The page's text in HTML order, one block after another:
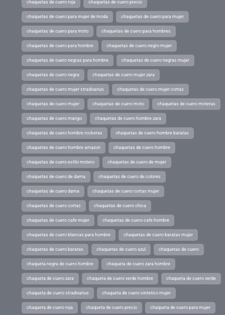
chaquetas de cuero roja chaquetas de cuero precio
chaquetas de cuero para mujer de moda chaquetas de cuero para mujer
chaquetas de cuero para moto chaquetas de cuero para hombres
chaquetas de cuero para hombre chaquetas de cuero negro mujer
chaquetas de cuero negras para hombre chaquetas de cuero negras mujer
chaquetas de cuero negra chaquetas de cuero mujer zara
chaquetas de cuero mujer stradivarius chaquetas de cuero mujer cortas
chaquetas de cuero mujer chaquetas de cuero moto chaquetas de cuero moteras
chaquetas de cuero mango chaquetas de cuero hombre zara
chaquetas de cuero hombre rockeras chaquetas de cuero hombre baratas
chaquetas de cuero hombre amazon chaquetas de cuero hombre
chaquetas de cuero estilo motero chaquetas de cuero de mujer
chaquetas de cuero de dama chaquetas de cuero de colores
chaquetas de cuero dama chaquetas de cuero cortas mujer
chaquetas de cuero cortas chaquetas de cuero chica
chaquetas de cuero cafe mujer chaquetas de cuero cafe hombre
chaquetas de cuero blancas para hombre chaquetas de cuero baratas mujer
chaquetas de cuero baratas chaquetas de cuero azul chaquetas de cuero
chaqueta negra de cuero hombre chaqueta de cuero zara hombre
chaqueta de cuero zara chaqueta de cuero verde hombre chaqueta de cuero verde
chaqueta de cuero stradivarius chaqueta de cuero sintetico mujer
chaqueta de cuero roja chaqueta de cuero precio chaqueta de cuero para mujer